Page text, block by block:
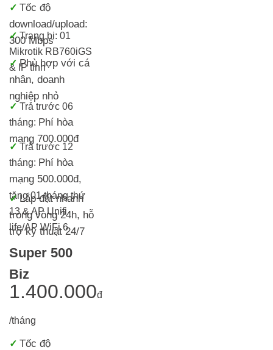
✓ Tốc độ
download/upload:
300 Mbps
✓Trang bị: 01
Mikrotik RB760iGS
& IP tĩnh
✓Phù hợp với cá
nhân, doanh
nghiệp nhỏ
✓ Trả trước 06
tháng: Phí hòa
mạng 700.000đ
✓ Trả trước 12
tháng: Phí hòa
mạng 500.000đ,
tặng 01 tháng thứ
13 & AP Unifi
life/AP WiFi 6
✓ Lắp đặt nhanh
trong vòng 24h, hỗ
trợ kỹ thuật 24/7
Super 500
Biz
1.400.000đ
/tháng
✓ Tốc độ